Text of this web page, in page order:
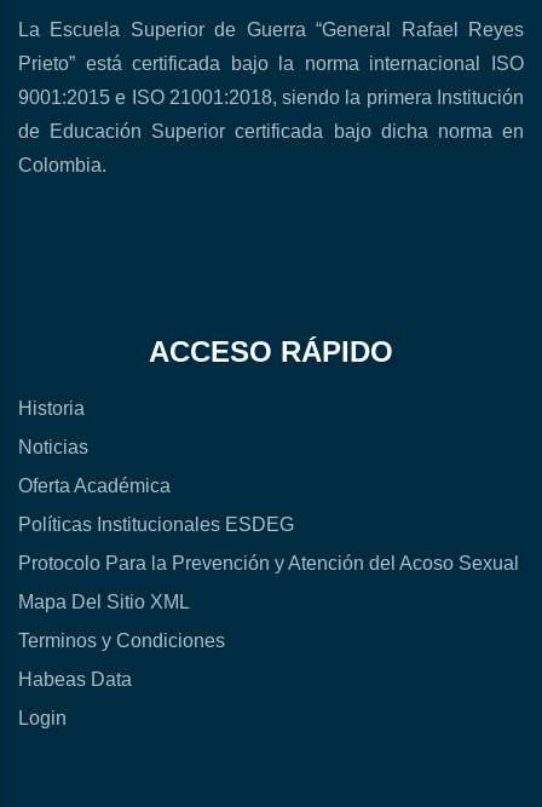
La Escuela Superior de Guerra “General Rafael Reyes
Prieto” está certificada bajo la norma internacional ISO
9001:2015 e ISO 21001:2018, siendo la primera Institución
de Educación Superior certificada bajo dicha norma en
Colombia.
ACCESO RÁPIDO
Historia
Noticias
Oferta Académica
Políticas Institucionales ESDEG
Protocolo Para la Prevención y Atención del Acoso Sexual
Mapa Del Sitio XML
Terminos y Condiciones
Habeas Data
Login